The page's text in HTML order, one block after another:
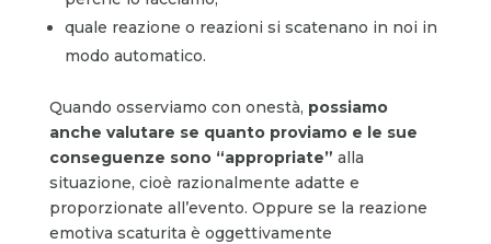
quale reazione o reazioni si scatenano in noi in
modo automatico.
Quando osserviamo con onestà, possiamo
anche valutare se quanto proviamo e le sue
conseguenze sono “appropriate” alla
situazione, cioè razionalmente adatte e
proporzionate all’evento. Oppure se la reazione
emotiva scaturita è oggettivamente